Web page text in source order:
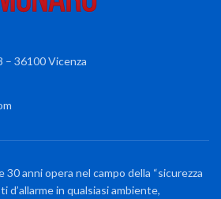
– 36100 Vicenza
30 anni opera nel campo della “sicurezza
d’allarme in qualsiasi ambiente,